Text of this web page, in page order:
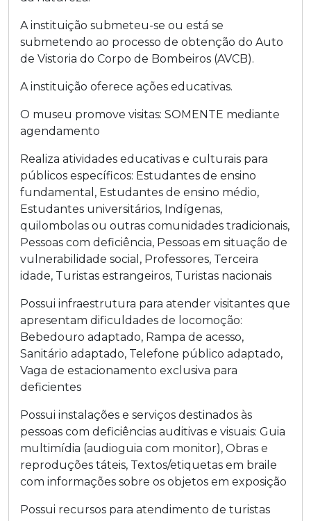
A instituição submeteu-se ou está se
submetendo ao processo de obtenção do Auto
de Vistoria do Corpo de Bombeiros (AVCB).
A instituição oferece ações educativas.
O museu promove visitas: SOMENTE mediante
agendamento
Realiza atividades educativas e culturais para
públicos específicos: Estudantes de ensino
fundamental , Estudantes de ensino médio,
Estudantes universitários, Indígenas,
quilombolas ou outras comunidades tradicionais,
Pessoas com deficiência, Pessoas em situação de
vulnerabilidade social , Professores, Terceira
idade, Turistas estrangeiros, Turistas nacionais
Possui infraestrutura para atender visitantes que
apresentam dificuldades de locomoção:
Bebedouro adaptado, Rampa de acesso,
Sanitário adaptado, Telefone público adaptado,
Vaga de estacionamento exclusiva para
deficientes
Possui instalações e serviços destinados às
pessoas com deficiências auditivas e visuais: Guia
multimídia (audioguia com monitor), Obras e
reproduções táteis, Textos/etiquetas em braile
com informações sobre os objetos em exposição
Possui recursos para atendimento de turistas